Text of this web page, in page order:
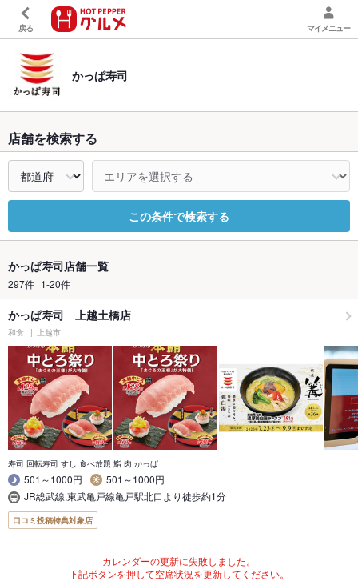
戻る マイメニュー
かっぱ寿司
店舗を検索する
この条件で検索する
かっぱ寿司店舗一覧
297件 1-20件
かっぱ寿司 上越土橋店
和食 上越市
寿司 回転寿司 すし 食べ放題 鮨 肉 かっぱ
501～1000円
501～1000円
JR総武線,東武亀戸線亀戸駅北口より徒歩約1分
口コミ投稿特典対象店
カレンダーの更新に失敗しました。
下記ボタンを押して空席状況を更新してください。